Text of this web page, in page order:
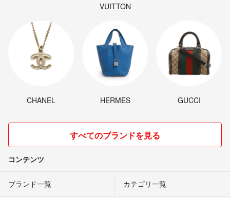
VUITTON
CHANEL HERMES GUCCI
すべてのブランドを見る
コンテンツ
ブランド一覧 カテゴリ一覧